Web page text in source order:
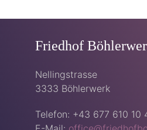
Friedhof
Nellingstrasse
3333 Böhlerwerk
Telefon: +43 677 610 10